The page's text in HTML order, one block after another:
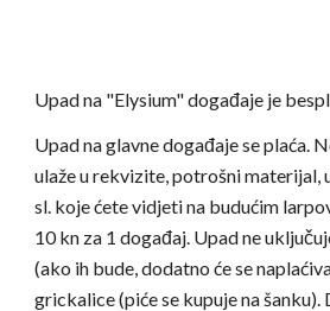
Upad na "Elysium" događaje je
Upad na glavne događaje se plaća.
ulaže u rekvizite, potrošni materijal,
sl. koje ćete vidjeti na budućim
10 kn za 1 događaj. Upad ne
(ako ih bude, dodatno će se
grickalice (piće se kupuje na šanku).